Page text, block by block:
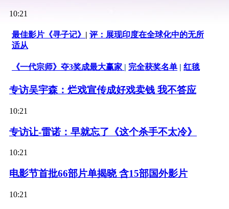
10:21
最佳影片《寻子记》 | 评：展现印度在全球化中的无所
适从
《一代宗师》夺3奖成最大赢家 | 完全获奖名单 | 红毯
专访吴宇森：烂戏宣传成好戏卖钱 我不答应
10:21
专访让-雷诺：早就忘了《这个杀手不太冷》
10:21
电影节首批66部片单揭晓 含15部国外影片
10:21